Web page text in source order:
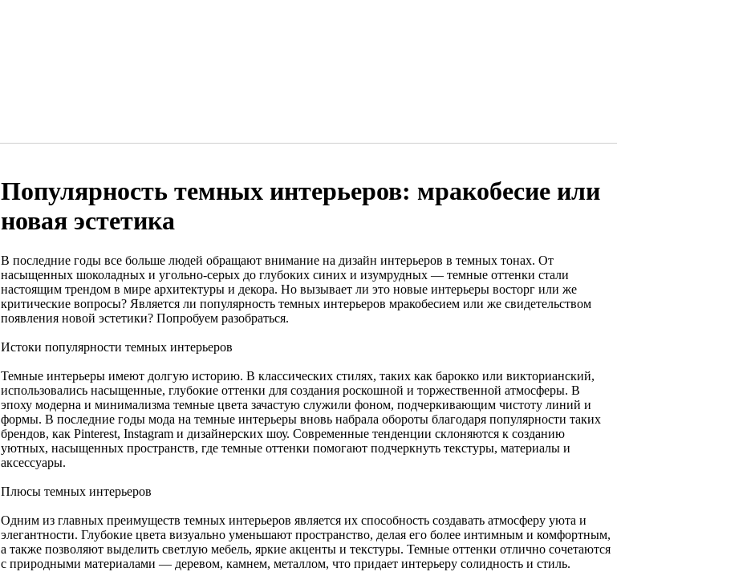
Популярность темных интерьеров: мракобесие или
новая эстетика
В последние годы все больше людей обращают внимание на дизайн интерьеров в темных тонах. От
насыщенных шоколадных и угольно-серых до глубоких синих и изумрудных — темные оттенки стали
настоящим трендом в мире архитектуры и декора. Но вызывает ли это новые интерьеры восторг или же
критические вопросы? Является ли популярность темных интерьеров мракобесием или же свидетельством
появления новой эстетики? Попробуем разобраться.
Истоки популярности темных интерьеров
Темные интерьеры имеют долгую историю. В классических стилях, таких как барокко или викторианский,
использовались насыщенные, глубокие оттенки для создания роскошной и торжественной атмосферы. В
эпоху модерна и минимализма темные цвета зачастую служили фоном, подчеркивающим чистоту линий и
формы. В последние годы мода на темные интерьеры вновь набрала обороты благодаря популярности таких
брендов, как Pinterest, Instagram и дизайнерских шоу. Современные тенденции склоняются к созданию
уютных, насыщенных пространств, где темные оттенки помогают подчеркнуть текстуры, материалы и
аксессуары.
Плюсы темных интерьеров
Одним из главных преимуществ темных интерьеров является их способность создавать атмосферу уюта и
элегантности. Глубокие цвета визуально уменьшают пространство, делая его более интимным и комфортным,
а также позволяют выделить светлую мебель, яркие акценты и текстуры. Темные оттенки отлично сочетаются
с природными материалами — деревом, камнем, металлом, что придает интерьеру солидность и стиль.